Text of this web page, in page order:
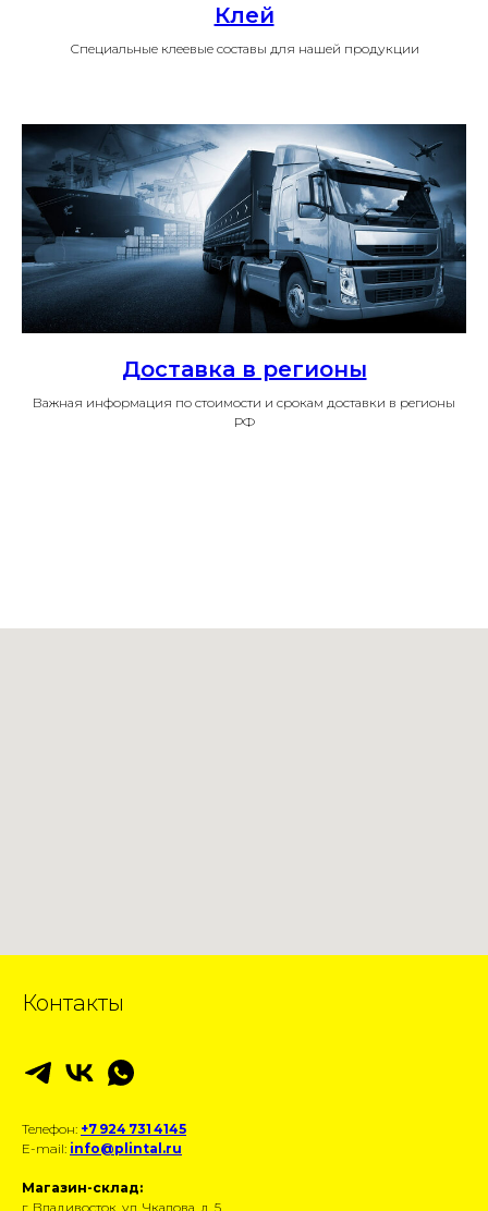
Клей
Специальные клеевые составы для нашей продукции
Доставка в регионы
Важная информация по стоимости и срокам доставки в регионы
РФ
Контакты
Телефон: +7 924 731 4145
E-mail: info@plintal.ru
Магазин-склад:
г. Владивосток, ул. Чкалова, д. 5.